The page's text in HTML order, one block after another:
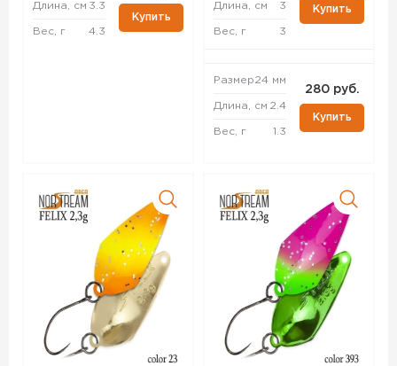
Длина, см 3.3
Вес, г 4.3
Купить
Длина, см 3
Вес, г 3
Купить
Размер24 мм
Длина, см 2.4
Вес, г 1.3
280 руб.
Купить